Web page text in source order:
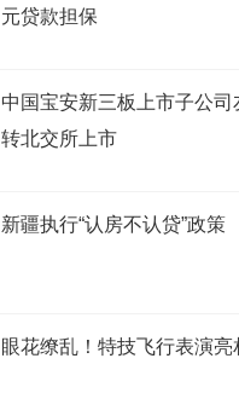
元贷款担保
中国宝安新三板上市子公
转北交所上市
新疆执行“认房不认贷”政策
眼花缭乱！特技飞行表演亮